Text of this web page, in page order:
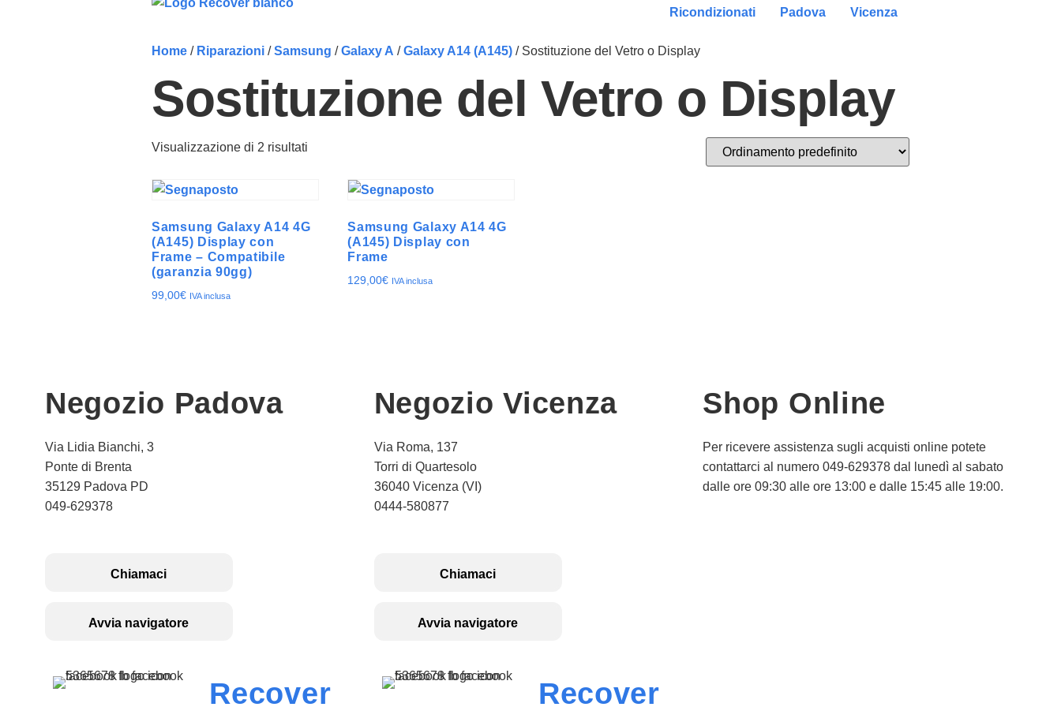
Ricondizionati Padova Vicenza
Home / Riparazioni /Samsung /Galaxy A /Galaxy A14 (A145) / Sostituzione del Vetro o Display
Sostituzione del Vetro o Display
Visualizzazione di 2 risultati
Samsung Galaxy A14 4G
(A145) Display con
Frame – Compatibile
(garanzia 90gg)
99,00€ IVA inclusa
Samsung Galaxy A14 4G
(A145) Display con
Frame
129,00€ IVA inclusa
Negozio Padova
Via Lidia Bianchi, 3
Ponte di Brenta
35129 Padova PD
049-629378
Chiamaci
Avvia navigatore
Recover
Negozio Vicenza
Via Roma, 137
Torri di Quartesolo
36040 Vicenza (VI)
0444-580877
Chiamaci
Avvia navigatore
Recover
Shop Online
Per ricevere assistenza sugli acquisti online potete
contattarci al numero 049-629378 dal lunedì al sabato
dalle ore 09:30 alle ore 13:00 e dalle 15:45 alle 19:00.